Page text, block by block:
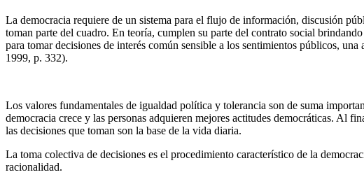
La democracia requiere de un sistema para el flujo de información, discusión
toman parte del cuadro. En teoría, cumplen su parte del contrato social
para tomar decisiones de interés común sensible a los sentimientos públicos,
1999, p. 332).
Los valores fundamentales de igualdad política y tolerancia son de suma
democracia crece y las personas adquieren mejores actitudes democráticas. Al
las decisiones que toman son la base de la vida diaria.
La toma colectiva de decisiones es el procedimiento característico de la
racionalidad.